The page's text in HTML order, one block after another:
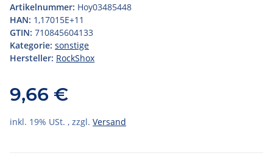
Artikelnummer: Hoy03485448
HAN: 1,17015E+11
GTIN: 710845604133
Kategorie: sonstige
Hersteller: RockShox
9,66 €
inkl. 19% USt. , zzgl. Versand